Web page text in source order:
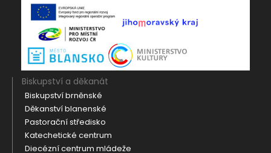
Biskupství a děkanát
Biskupství brněnské
Děkanství blanenské
Pastorační středisko
Katechetické centrum
Diecézní centrum mládeže